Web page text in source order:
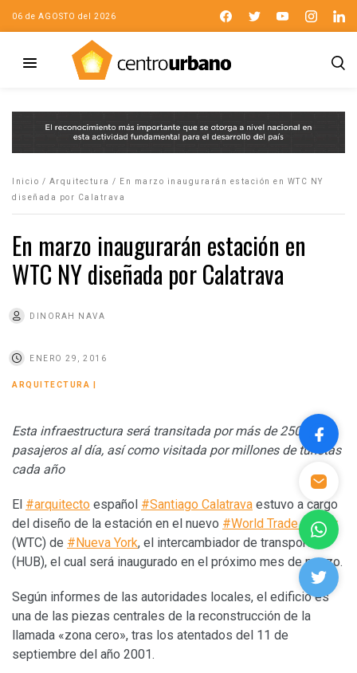
06 de AGOSTO del 2026
Inicio / Arquitectura /
En marzo inaugurarán estación en WTC NY
diseñada por Calatrava
En marzo inaugurarán estación en
WTC NY diseñada por Calatrava
DINORAH NAVA
ENERO 29, 2016
ARQUITECTURA
Esta infraestructura será transitada por más de 250,000
pasajeros al día, así como visitada por millones de turistas
cada año
El #arquitecto español #Santiago Calatrava estuvo a cargo
del diseño de la estación en el nuevo #World Trade Center
(WTC) de #Nueva York, el intercambiador de transportes
(HUB), el cual será inaugurado en el próximo mes de marzo.
Según informes de las autoridades locales, el edificio es
una de las piezas centrales de la reconstrucción de la
llamada «zona cero», tras los atentados del 11 de
septiembre del año 2001.